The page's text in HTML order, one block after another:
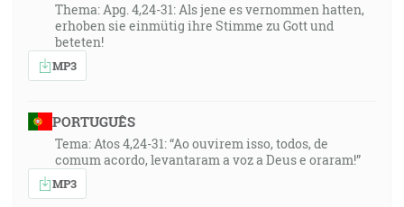
Thema: Apg. 4,24-31: Als jene es vernommen hatten,
erhoben sie einmütig ihre Stimme zu Gott und
beteten!
MP3
PORTUGUÊS
Tema: Atos 4,24-31: “Ao ouvirem isso, todos, de
comum acordo, levantaram a voz a Deus e oraram!”
MP3